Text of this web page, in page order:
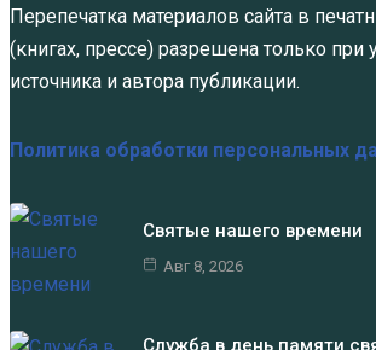
Перепечатка материалов сайта в
(книгах, прессе) разрешена только при
источника и автора публикации.
Политика обработки персональных
Святые нашего времени
Авг 8, 2026
Служба в день памяти